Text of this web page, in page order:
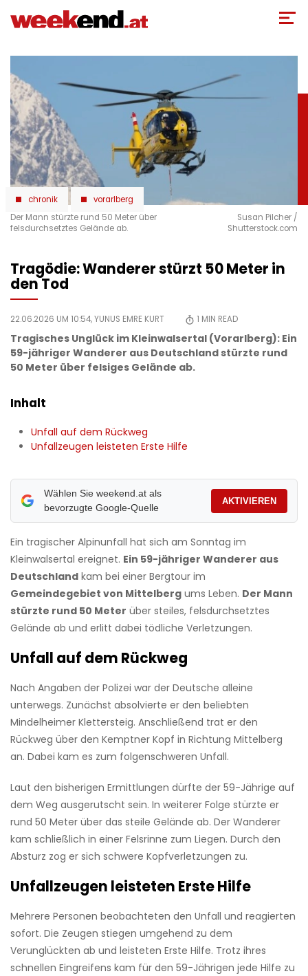
zum
chronik
vorarlberg
Der Mann stürzte rund 50 Meter über
felsdurchsetztes Gelände ab.
Susan Pilcher /
Shutterstock.com
Tragödie: Wanderer stürzt 50 Meter in
den Tod
22.06.2026 UM 10:54,YUNUS EMRE KURT 1 MIN READ
Tragisches Unglück im Kleinwalsertal (Vorarlberg): Ein
59-jähriger Wanderer aus Deutschland stürzte rund
50 Meter über felsiges Gelände ab.
Inhalt
Unfall auf dem Rückweg
Unfallzeugen leisteten Erste Hilfe
Wählen Sie weekend.at als
bevorzugte Google-Quelle
AKTIVIEREN
Ein tragischer Alpinunfall hat sich am Sonntag im
Kleinwalsertal ereignet. Ein 59-jähriger Wanderer aus
Deutschland kam bei einer Bergtour im
Gemeindegebiet von Mittelberg ums Leben. Der Mann
stürzte rund 50 Meter über steiles, felsdurchsetztes
Gelände ab und erlitt dabei tödliche Verletzungen.
Unfall auf dem Rückweg
Nach Angaben der Polizei war der Deutsche alleine
unterwegs. Zunächst absolvierte er den beliebten
Mindelheimer Klettersteig. Anschließend trat er den
Rückweg über den Kemptner Kopf in Richtung Mittelberg
an. Dabei kam es zum folgenschweren Unfall.
Laut den bisherigen Ermittlungen dürfte der 59-Jährige auf
dem Weg ausgerutscht sein. In weiterer Folge stürzte er
rund 50 Meter über das steile Gelände ab. Der Wanderer
kam schließlich in einer Felsrinne zum Liegen. Durch den
Absturz zog er sich schwere Kopfverletzungen zu.
Unfallzeugen leisteten Erste Hilfe
Mehrere Personen beobachteten den Unfall und reagierten
sofort. Die Zeugen stiegen umgehend zu dem
Verunglückten ab und leisteten Erste Hilfe. Trotz ihres
schnellen Eingreifens kam für den 59-Jährigen jede Hilfe zu